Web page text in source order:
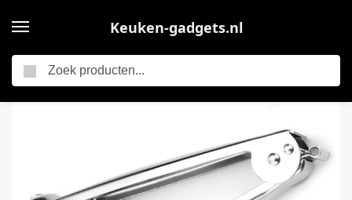
Keuken-gadgets.nl
Keukengerei / EXCITAT Piper – Date Piper – Cherry Piper – Date Piper – Huishoudelijke gadgets – Keukengerei – Zilver – Roestvrij staal